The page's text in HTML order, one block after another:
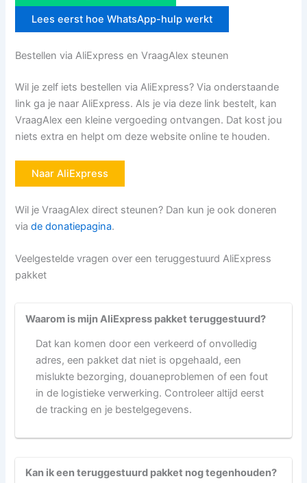
Lees eerst hoe WhatsApp-hulp werkt
Bestellen via AliExpress en VraagAlex steunen
Wil je zelf iets bestellen via AliExpress? Via onderstaande
link ga je naar AliExpress. Als je via deze link bestelt, kan
VraagAlex een kleine vergoeding ontvangen. Dat kost jou
niets extra en helpt om deze website online te houden.
Naar AliExpress
Wil je VraagAlex direct steunen? Dan kun je ook doneren
viade donatiepagina.
Veelgestelde vragen over een teruggestuurd AliExpress
pakket
Waarom is mijn AliExpress pakket teruggestuurd?
Dat kan komen door een verkeerd of onvolledig
adres, een pakket dat niet is opgehaald, een
mislukte bezorging, douaneproblemen of een fout
in de logistieke verwerking. Controleer altijd eerst
de tracking en je bestelgegevens.
Kan ik een teruggestuurd pakket nog tegenhouden?